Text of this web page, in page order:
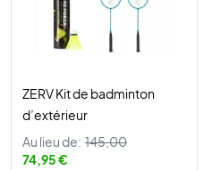
ZERV Kit de badminton
d’extérieur
Au lieu de: 145,00
74,95 €